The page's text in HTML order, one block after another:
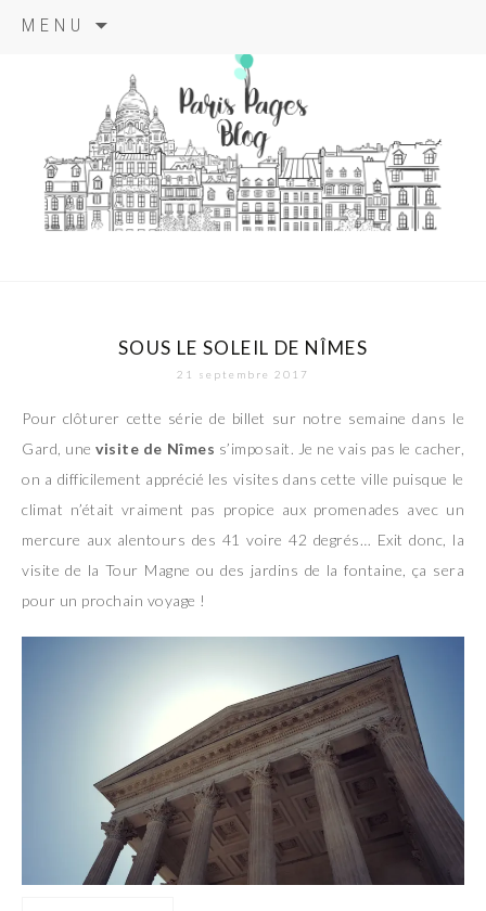
MENU
principal
paris pages
blog
SOUS LE SOLEIL DE NÎMES
21 septembre 2017
Pour clôturer cette série de billet sur notre semaine dans le
Gard, unevisite de Nîmes s’imposait. Je ne vais pas le cacher,
on a difficilement apprécié les visites dans cette ville puisque le
climat n’était vraiment pas propice aux promenades avec un
mercure aux alentours des 41 voire 42 degrés… Exit donc, la
visite de la Tour Magne ou des jardins de la fontaine, ça sera
pour un prochain voyage !